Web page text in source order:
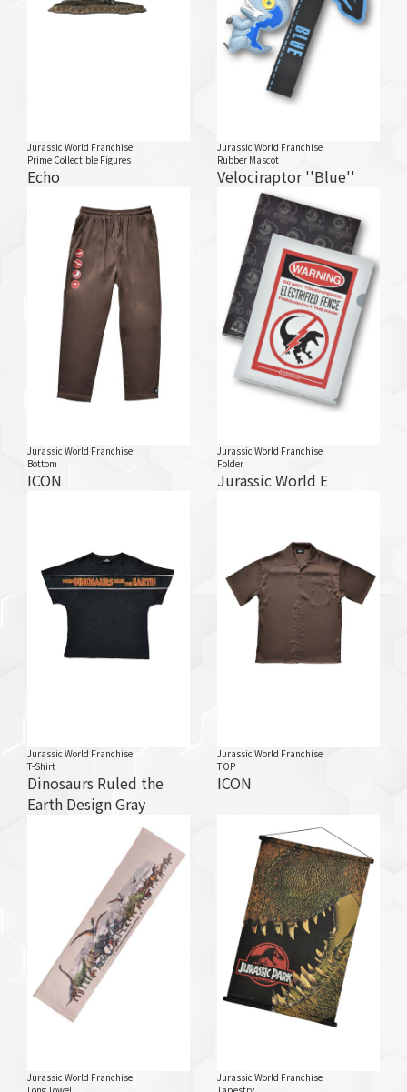
Jurassic World Franchise
Prime Collectible Figures
Echo
Jurassic World Franchise
Rubber Mascot
Velociraptor ''Blue''
Jurassic World Franchise
Bottom
ICON
Jurassic World Franchise
Folder
Jurassic World E
Jurassic World Franchise
T-Shirt
Dinosaurs Ruled the
Earth Design Gray
Jurassic World Franchise
TOP
ICON
Jurassic World Franchise
Jurassic World Franchise